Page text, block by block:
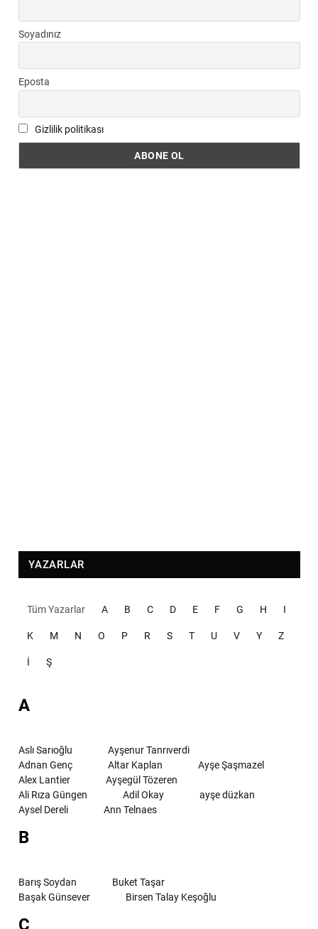
Soyadınız
Eposta
Gizlilik politikası
YAZARLAR
Tüm Yazarlar A B C D E F G H I
K M N O P R S T U V Y Z
İ Ş
A
Aslı Sarıoğlu
Ayşenur Tanrıverdi
Adnan Genç
Altar Kaplan
Ayşe Şaşmazel
Alex Lantier
Ayşegül Tözeren
Ali Rıza Güngen
Adil Okay
ayşe düzkan
Aysel Dereli
Ann Telnaes
B
Barış Soydan
Buket Taşar
Başak Günsever
Birsen Talay Keşoğlu
C